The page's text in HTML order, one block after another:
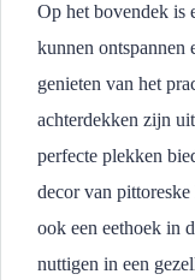
Op het bovendek is
kunnen ontspannen
genieten van het
achterdekken zijn
perfecte plekken
decor van
ook een eethoek in
nuttigen in een